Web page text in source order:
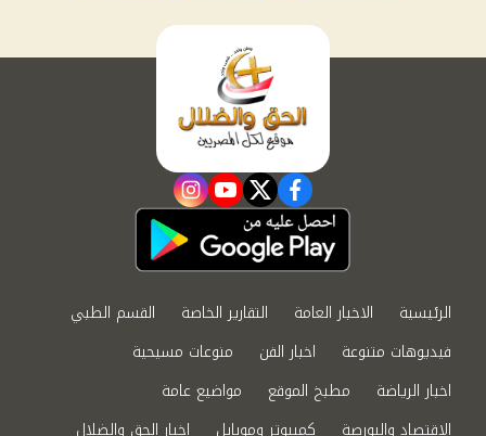
facebook
twitter
youtube
instagram
الرئيسية الاخبار العامة التقارير الخاصة
القسم الطبي
فيديوهات متنوعة
اخبار الفن
منوعات مسيحية
اخبار الرياضة
مطبخ الموقع
مواضيع عامة
الاقتصاد والبورصة
كمبيوتر وموبايل اخبار الحق والضلال